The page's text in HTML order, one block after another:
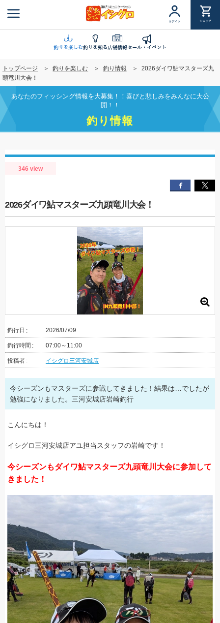
ン
ツ
移
動
ログイン ショップ
釣りを楽しむ釣りを知る店舗情報セール・イベント
トップページ 釣りを楽しむ 釣り情報
2026ダイワ鮎マスターズ九
頭竜川大会！
あなたのフィッシング情報を大募集！！喜びと悲しみをみんなに大公
開！！
釣り情報
346 view
2026ダイワ鮎マスターズ九頭竜川大会！
釣行日 2026/07/09
釣行時間 07:00～11:00
投稿者 イシグロ三河安城店
今シーズンもマスターズに参戦してきました！結果は…でしたが
勉強になりました。三河安城店岩崎釣行
こんにちは！
イシグロ三河安城店アユ担当スタッフの岩崎です！
今シーズンもダイワ鮎マスターズ九頭竜川大会に参加して
きました！